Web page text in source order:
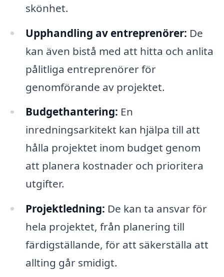
skönhet.
Upphandling av entreprenörer: De
kan även bistå med att hitta och anlita
pålitliga entreprenörer för
genomförande av projektet.
Budgethantering: En
inredningsarkitekt kan hjälpa till att
hålla projektet inom budget genom
att planera kostnader och prioritera
utgifter.
Projektledning: De kan ta ansvar för
hela projektet, från planering till
färdigställande, för att säkerställa att
allting går smidigt.